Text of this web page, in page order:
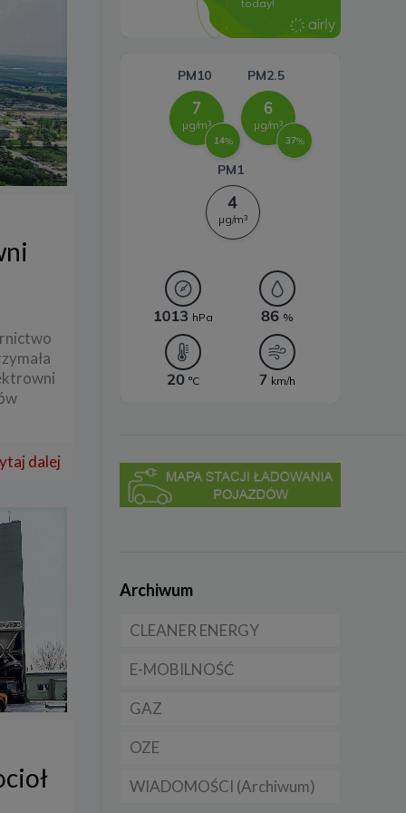
dalej
Archiwum
CLEANER ENERGY
Dla domu
Dla firmy
Dla samorządu
E-MOBILNOŚĆ
Samochody elektryczne
GAZ
CNG
LNG
OZE
Licznik OZE
WIADOMOŚCI (Archiwum)